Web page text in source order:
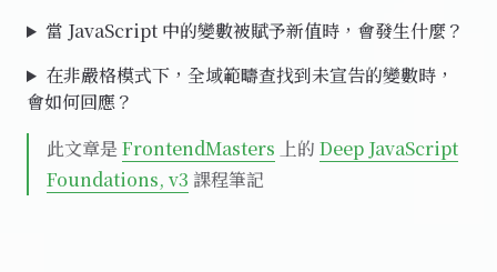
當 JavaScript 中的變數被賦予新值時，會發生什麼？
在非嚴格模式下，全域範疇查找到未宣告的變數時，
會如何回應？
此文章是 FrontendMasters 上的 Deep JavaScript
Foundations, v3 課程筆記